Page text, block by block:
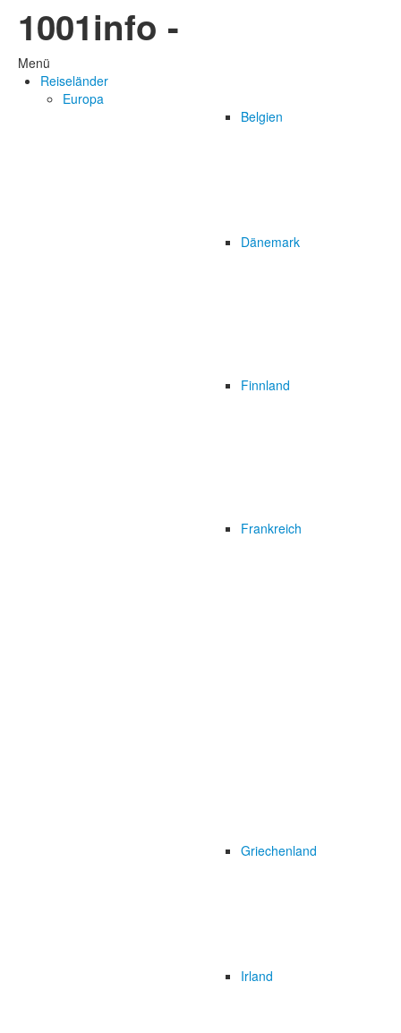
1001info -
Menü
Reiseländer
Europa
Belgien
Dänemark
Finnland
Frankreich
Griechenland
Irland